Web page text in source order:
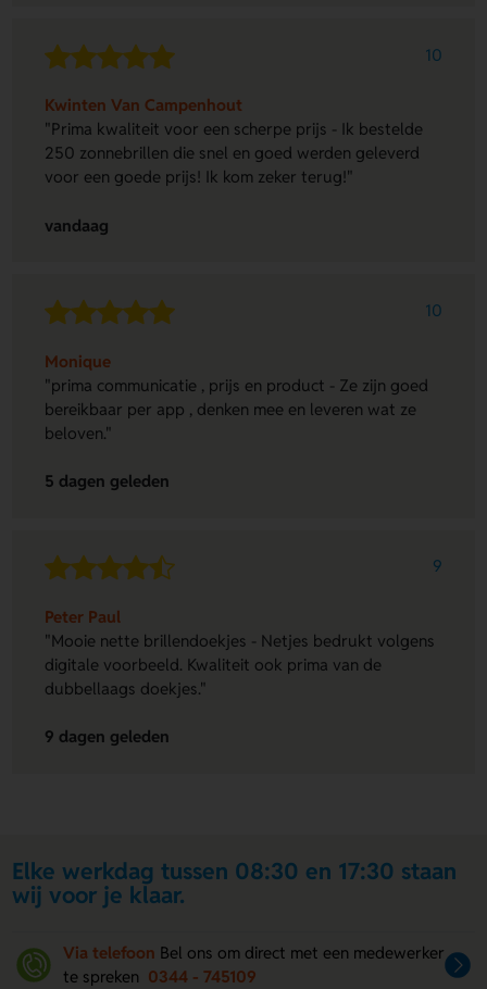
10
Kwinten Van Campenhout
"Prima kwaliteit voor een scherpe prijs - Ik bestelde
250 zonnebrillen die snel en goed werden geleverd
voor een goede prijs! Ik kom zeker terug!"
vandaag
10
Monique
"prima communicatie , prijs en product - Ze zijn goed
bereikbaar per app , denken mee en leveren wat ze
beloven."
5 dagen geleden
9
Peter Paul
"Mooie nette brillendoekjes - Netjes bedrukt volgens
digitale voorbeeld. Kwaliteit ook prima van de
dubbellaags doekjes."
9 dagen geleden
Elke werkdag tussen 08:30 en 17:30 staan
wij voor je klaar.
Via telefoon Bel ons om direct met een medewerker
te spreken 0344 - 745109